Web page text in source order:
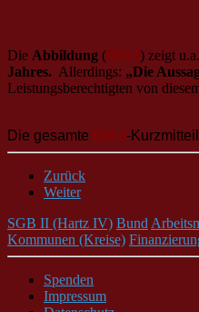
Die Abbildung (BIAJ) zeigt
Jahres. Allerdings: „Die
Leistungsberechtigten von
Die gesamte BIAJ -
Zurück
Weiter
SGB II (Hartz IV) Bund
Kommunen (Kreise)
Spenden
Impressum